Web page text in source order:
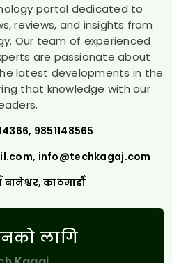
portal dedicated to
reviews, and insights from
Our team of experienced
are passionate about
latest developments in the
that knowledge with our
9851148565
, info@techkagaj.com
बानेश्वर, काठमाडौँ
लागि